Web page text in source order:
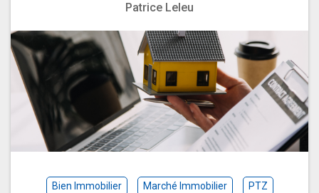
Patrice Leleu
Bien Immobilier Marché Immobilier PTZ